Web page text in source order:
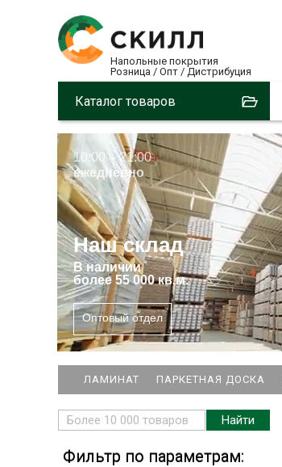
Напольные покрытия
Розница / Опт / Дистрибуция
Каталог товаров
10:00 – 21:00
ежедневно
Наш склад
Вналичии
более 55 000 кв.м.
Оптовый отдел
ЛАМИНАТ ПАРКЕТНАЯ ДОСКА
Фильтр по параметрам: